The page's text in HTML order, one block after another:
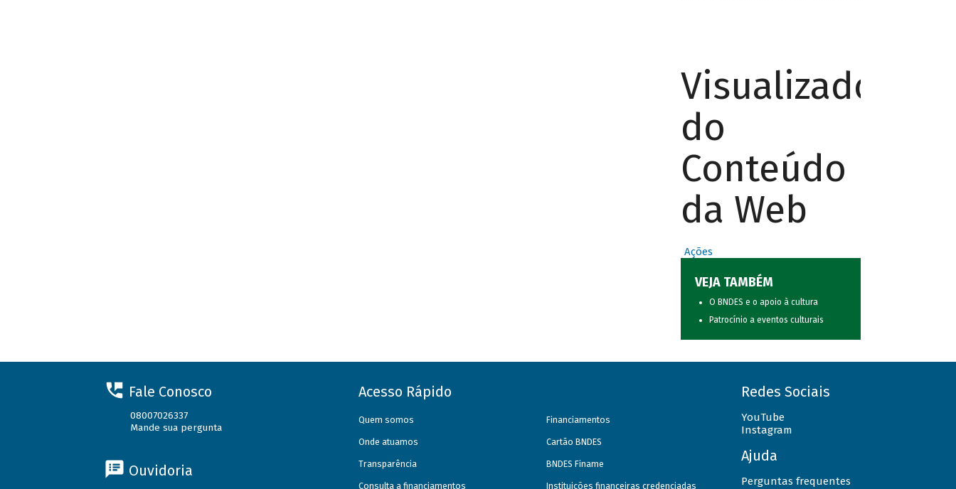
Visualizador
do
Conteúdo
da Web
Ações
VEJA TAMBÉM
O BNDES e o apoio à cultura
Patrocínio a eventos culturais
Fale Conosco
08007026337
Mande sua pergunta
Ouvidoria
Acesso Rápido
Quem somos
Onde atuamos
Transparência
Consulta a financiamentos
Financiamentos
Cartão BNDES
BNDES Finame
Instituições financeiras credenciadas
Redes Sociais
YouTube
Instagram
Ajuda
Perguntas frequentes